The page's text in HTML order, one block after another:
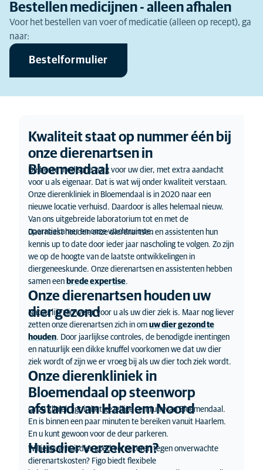
Bestellen medicijnen - alleen afhalen
Voor het bestellen van voer of medicatie (alleen op recept), ga
naar:
Bestelformulier
Kwaliteit staat op nummer één bij
onze dierenartsen in
Bloemendaal
De beste medische zorg voor uw dier, met extra aandacht
voor u als eigenaar. Dat is wat wij onder kwaliteit verstaan.
Onze dierenkliniek in Bloemendaal is in 2020 naar een
nieuwe locatie verhuisd. Daardoor is alles helemaal nieuw.
Van ons uitgebreide laboratorium tot en met de
operatiekamer en onze wachtruimte.
Daarnaast houden onze dierenartsen en assistenten hun
kennis up to date door ieder jaar nascholing te volgen. Zo zijn
we op de hoogte van de laatste ontwikkelingen in
diergeneeskunde. Onze dierenartsen en assistenten hebben
samen een brede expertise.
Onze dierenartsen houden uw
dier gezond
Natuurlijk zijn we er voor u als uw dier ziek is. Maar nog liever
zetten onze dierenartsen zich in om uw dier gezond te
houden. Door jaarlijkse controles, de benodigde inentingen
en natuurlijk een dikke knuffel voorkomen we dat uw dier
ziek wordt of zijn we er vroeg bij als uw dier toch ziek wordt.
Onze dierenkliniek in
Bloemendaal op steenworp
afstand van Haarlem Noord
Onze kliniek ligt in het gezellige centrum van Bloemendaal.
En is binnen een paar minuten te bereiken vanuit Haarlem.
En u kunt gewoon voor de deur parkeren.
Huisdier verzekeren?
Wil je jouw huisdier goed verzekeren tegen onverwachte
dierenartskosten? Figo biedt flexibele